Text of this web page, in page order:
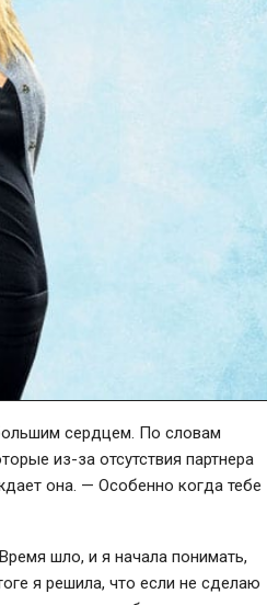
сердцем. По словам
из-за отсутствия партнера
она. — Особенно когда тебе
шло, и я начала понимать,
я решила, что если не сделаю